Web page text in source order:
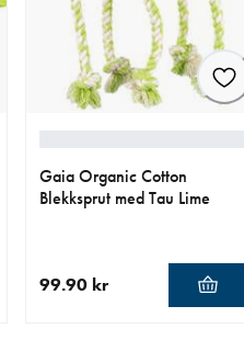
Gaia Organic Cotton
Blekksprut med Tau Lime
99.90 kr